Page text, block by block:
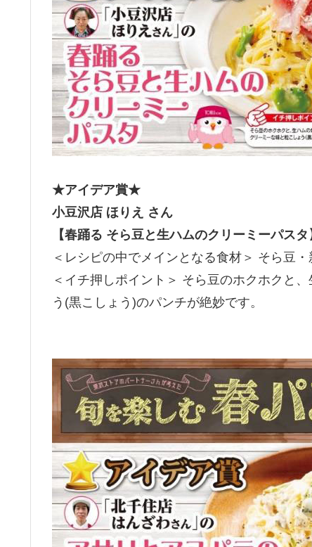
★アイデア賞★
小豆沢店 ほりえ さん
【春踊る そら豆と生ハムのクリーミーパスタ
＜レシピの中でメインとなる食材＞ そら豆・
＜イチ押しポイント＞ そら豆のホクホクと
う(黒こしょう)のパンチが絶妙です。